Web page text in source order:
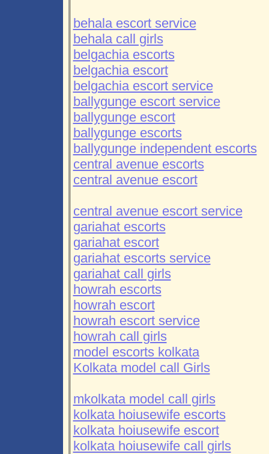
behala escort service
behala call girls
belgachia escorts
belgachia escort
belgachia escort service
ballygunge escort service
ballygunge escort
ballygunge escorts
ballygunge independent escorts
central avenue escorts
central avenue escort
central avenue escort service
gariahat escorts
gariahat escort
gariahat escorts service
gariahat call girls
howrah escorts
howrah escort
howrah escort service
howrah call girls
model escorts kolkata
Kolkata model call Girls
mkolkata model call girls
kolkata hoiusewife escorts
kolkata hoiusewife escort
kolkata hoiusewife call girls